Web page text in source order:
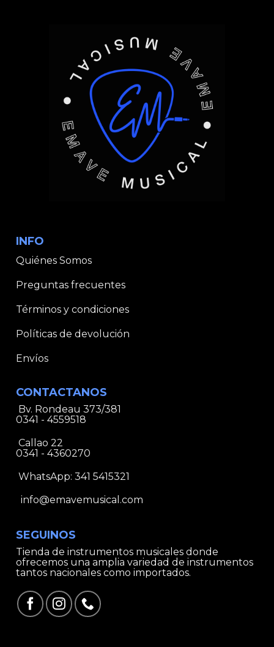
INFO
Quiénes Somos
Preguntas frecuentes
Términos y condiciones
Políticas de devolución
Envíos
CONTACTANOS
Bv. Rondeau 373/381
0341 - 4559518
Callao 22
0341 - 4360270
WhatsApp: 341 5415321
info@emavemusical.com
SEGUINOS
Tienda de instrumentos musicales donde
ofrecemos una amplia variedad de instrumentos
tantos nacionales como importados.